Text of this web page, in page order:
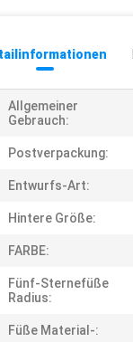
Allgemeiner
Gebrauch:
Postverpackung:
Entwurfs-Art:
Hintere Größe:
FARBE:
Fünf-Sternefüße
Radius:
Füße Material-: